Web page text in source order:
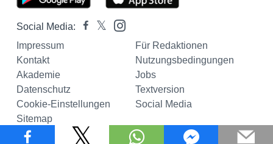
Social Media:
Impressum
Für Redaktionen
Kontakt
Nutzungsbedingungen
Akademie
Jobs
Datenschutz
Textversion
Cookie-Einstellungen
Social Media
Sitemap